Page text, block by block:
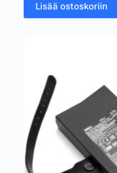
Lisää ostoskoriin